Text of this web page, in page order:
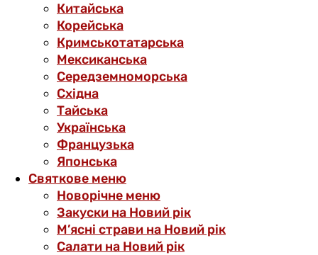
Китайська
Корейська
Кримськотатарська
Мексиканська
Середземноморська
Східна
Тайська
Українська
Французька
Японська
Святкове меню
Новорічне меню
Закуски на Новий рік
М’ясні страви на Новий рік
Салати на Новий рік